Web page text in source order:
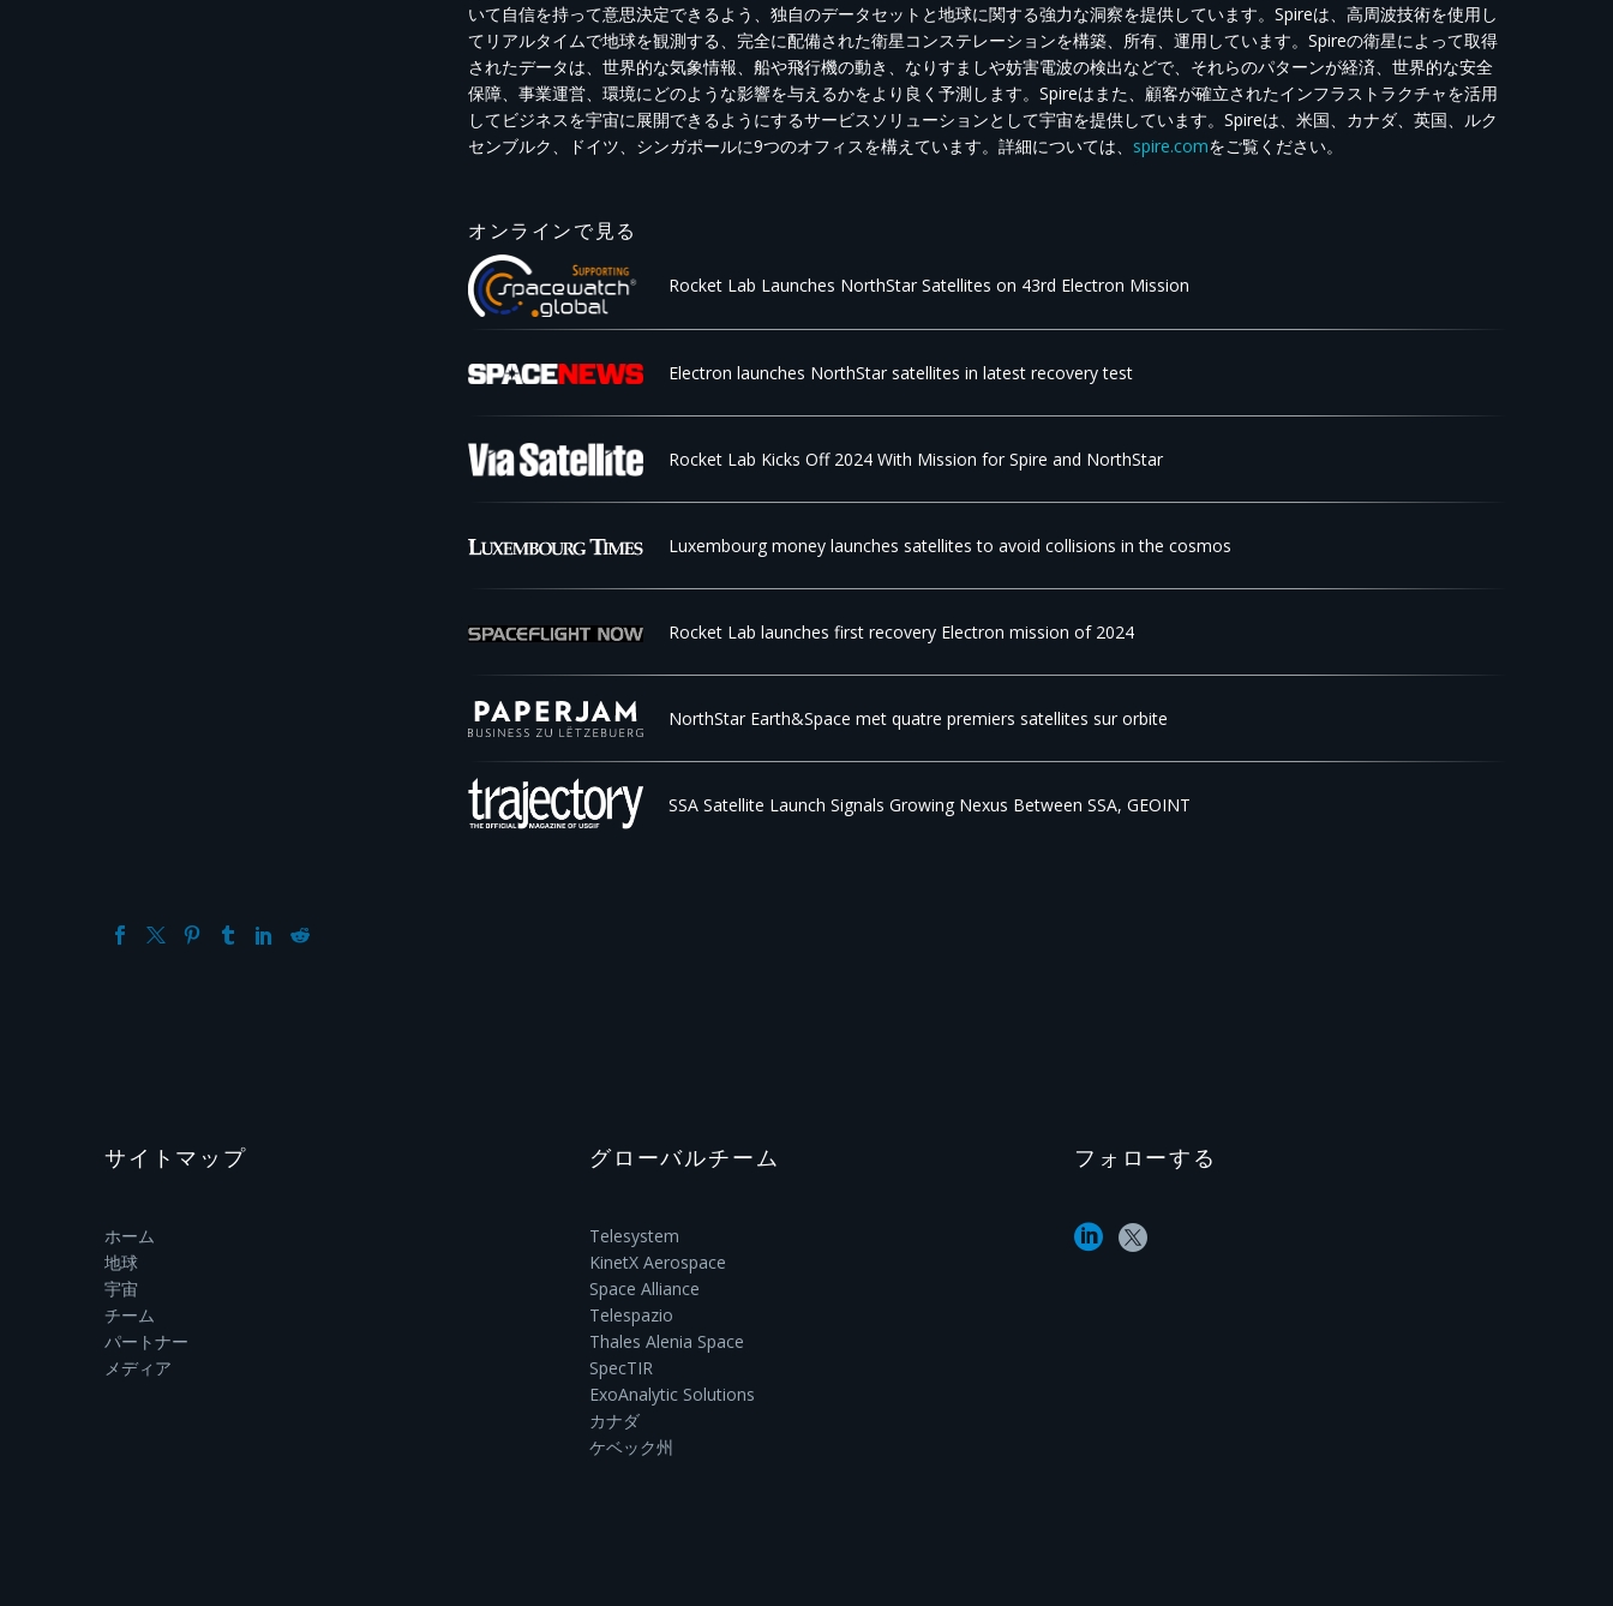
いて自信を持って意思決定できるよう、独自のデータセットと地球に関する強力な洞察を提供しています。Spireは、高周波技術を使用し
てリアルタイムで地球を観測する、完全に配備された衛星コンステレーションを構築、所有、運用しています。Spireの衛星によって取得
されたデータは、世界的な気象情報、船や飛行機の動き、なりすましや妨害電波の検出などで、それらのパターンが経済、世界的な安全
保障、事業運営、環境にどのような影響を与えるかをより良く予測します。Spireはまた、顧客が確立されたインフラストラクチャを活用
してビジネスを宇宙に展開できるようにするサービスソリューションとして宇宙を提供しています。Spireは、米国、カナダ、英国、ルク
センブルク、ドイツ、シンガポールに9つのオフィスを構えています。詳細については、 spire.comをご覧ください。
オンラインで見る
Rocket Lab Launches NorthStar Satellites on 43rd Electron Mission
Electron launches NorthStar satellites in latest recovery test
Rocket Lab Kicks Off 2024 With Mission for Spire and NorthStar
Luxembourg money launches satellites to avoid collisions in the cosmos
Rocket Lab launches first recovery Electron mission of 2024
NorthStar Earth&Space met quatre premiers satellites sur orbite
SSA Satellite Launch Signals Growing Nexus Between SSA, GEOINT
サイトマップ
ホーム
地球
宇宙
チーム
パートナー
メディア
グローバルチーム
Telesystem
KinetX Aerospace
Space Alliance
Telespazio
Thales Alenia Space
SpecTIR
ExoAnalytic Solutions
カナダ
ケベック州
フォローする